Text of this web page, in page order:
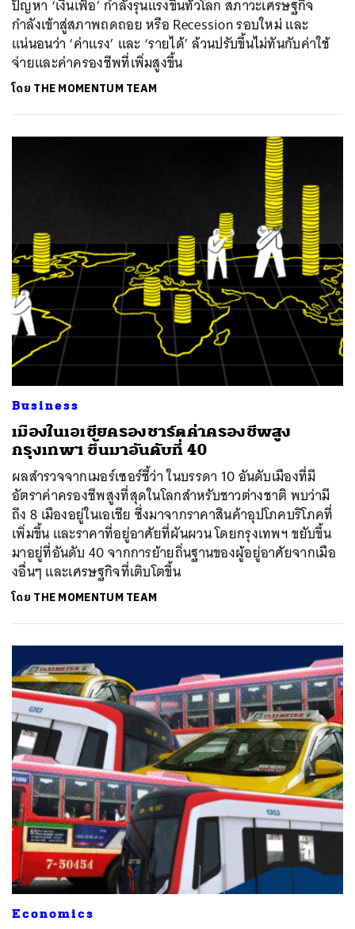
ปัญหา ‘เงินเฟ้อ’ กำลังรุนแรงขึ้นทั่วโลก สภาวะเศรษฐกิจ
กำลังเข้าสู่สภาพถดถอย หรือ Recession รอบใหม่ และ
แน่นอนว่า ‘ค่าแรง’ และ ‘รายได้’ ล้วนปรับขึ้นไม่ทันกับค่าใช้
จ่ายและค่าครองชีพที่เพิ่มสูงขึ้น
โดย THE MOMENTUM TEAM
Business
เมืองในเอเชียครองชาร์ตค่าครองชีพสูง
กรุงเทพฯ ขึ้นมาอันดับที่ 40
ผลสำรวจจากเมอร์เซอร์ชี้ว่า ในบรรดา 10 อันดับเมืองที่มี
อัตราค่าครองชีพสูงที่สุดในโลกสำหรับชาวต่างชาติ พบว่ามี
ถึง 8 เมืองอยู่ในเอเชีย ซึ่งมาจากราคาสินค้าอุปโภคบริโภคที่
เพิ่มขึ้น และราคาที่อยู่อาศัยที่ผันผวน โดยกรุงเทพฯ ขยับขึ้น
มาอยู่ที่อันดับ 40 จากการย้ายถิ่นฐานของผู้อยู่อาศัยจากเมือ
งอื่นๆ และเศรษฐกิจที่เติบโตขึ้น
โดย THE MOMENTUM TEAM
Economics